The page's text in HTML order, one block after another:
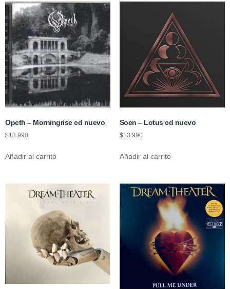
Opeth – Morningrise cd nuevo
$13.990
Añadir al carrito
Soen – Lotus cd nuevo
$13.990
Añadir al carrito